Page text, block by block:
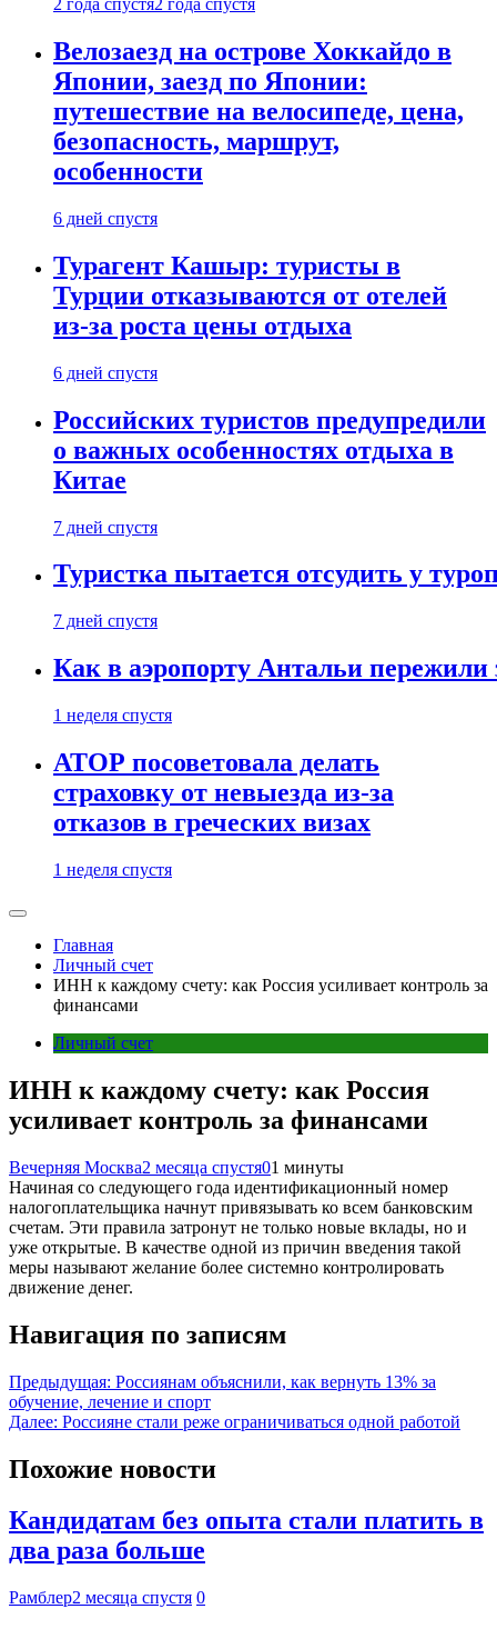
2 года спустя2 года спустя
Велозаезд на острове Хоккайдо в
Японии, заезд по Японии:
путешествие на велосипеде, цена,
безопасность, маршрут,
особенности
6 дней спустя
Турагент Кашыр: туристы в
Турции отказываются от отелей
из-за роста цены отдыха
6 дней спустя
Российских туристов предупредили
о важных особенностях отдыха в
Китае
7 дней спустя
Туристка пытается отсудить у
7 дней спустя
Как в аэропорту Антальи
1 неделя спустя
АТОР посоветовала делать
страховку от невыезда из-за
отказов в греческих визах
1 неделя спустя
Главная
Личный счет
ИНН к каждому счету: как Россия усиливает контроль за
финансами
Личный счет
ИНН к каждому счету: как Россия
усиливает контроль за финансами
Вечерняя Москва2 месяца спустя01 минуты
Начиная со следующего года идентификационный номер
налогоплательщика начнут привязывать ко всем банковским
счетам. Эти правила затронут не только новые вклады, но и
уже открытые. В качестве одной из причин введения такой
меры называют желание более системно контролировать
движение денег.
Навигация по записям
Предыдущая: Россиянам объяснили, как вернуть 13% за
обучение, лечение и спорт
Далее: Россияне стали реже ограничиваться одной работой
Похожие новости
Кандидатам без опыта стали платить в
два раза больше
Рамблер2 месяца спустя 0